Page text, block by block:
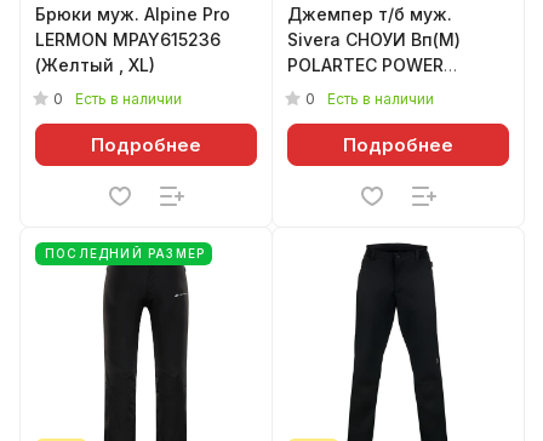
Брюки муж. Alpine Pro
LERMON MPAY615236
(Желтый , XL)
0 Есть в наличии
Подробнее
Джемпер т/б муж.
Sivera СНОУИ Вп(М)
POLARTEC POWER
STRETCH PRO 240g/m2
0 Есть в наличии
Подробнее
ПОСЛЕДНИЙ РАЗМЕР